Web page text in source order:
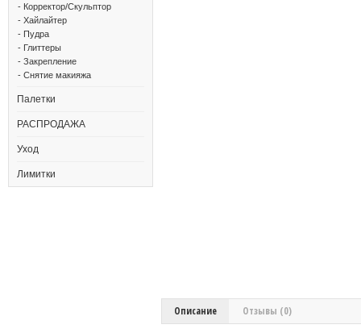
- Корректор/Скульптор
- Хайлайтер
- Пудра
- Глиттеры
- Закрепление
- Снятие макияжа
Палетки
РАСПРОДАЖА
Уход
Лимитки
Описание Отзывы (0)